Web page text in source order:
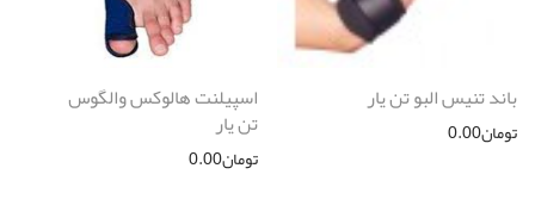
باند تنیس البو تن یار
تومان0.00
اسپیلنت هالوکس والگوس
تن یار
تومان0.00